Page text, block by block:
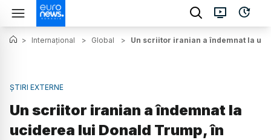
> Internațional > Global > Un scriitor iranian a îndemnat la
ȘTIRI EXTERNE
Un scriitor iranian a îndemnat la
uciderea lui Donald Trump, în